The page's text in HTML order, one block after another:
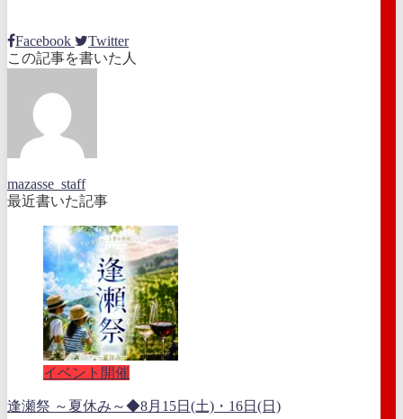
Facebook
Twitter
この記事を書いた人
mazasse_staff
最近書いた記事
イベント開催
逢瀬祭 ～夏休み～◆8月15日(土)・16日(日)